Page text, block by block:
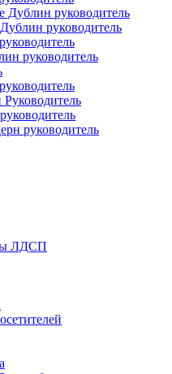
руководитель
руководитель
руководитель
руководитель
ЛДСП